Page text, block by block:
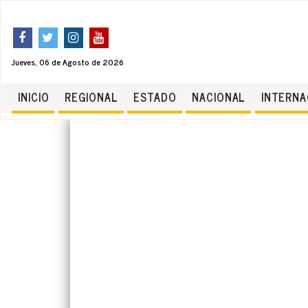
Jueves, 06 de Agosto de 2026
INICIO REGIONAL ESTADO NACIONAL